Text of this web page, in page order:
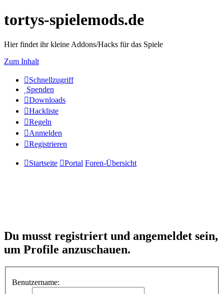
tortys-spielemods.de
Hier findet ihr kleine Addons/Hacks für das Spiele
Zum Inhalt
Schnellzugriff
Spenden
Downloads
Hackliste
Regeln
Anmelden
Registrieren
Startseite Portal Foren-Übersicht
Du musst registriert und angemeldet sein,
um Profile anzuschauen.
Benutzername: